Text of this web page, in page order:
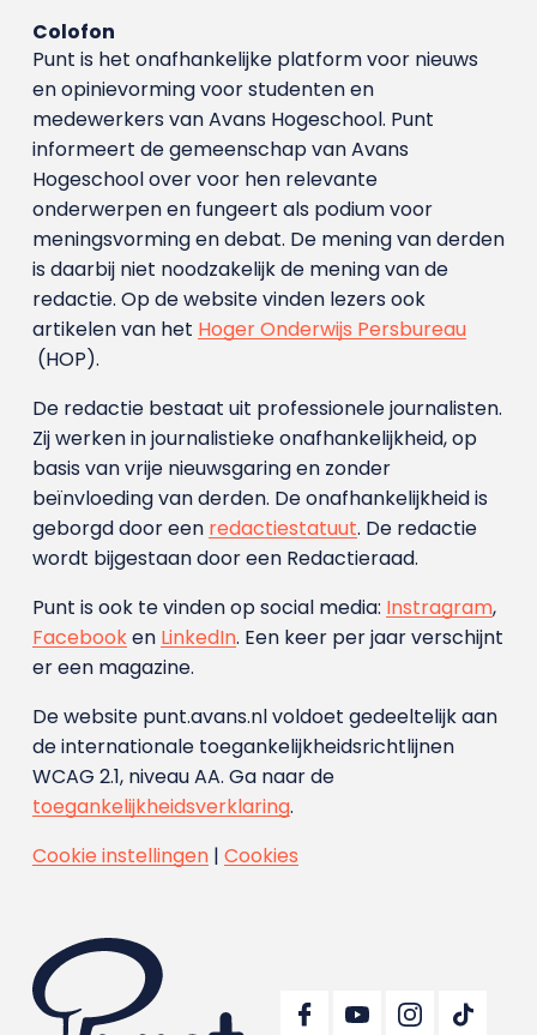
Colofon
Punt is het onafhankelijke platform voor nieuws
en opinievorming voor studenten en
medewerkers van Avans Hoge­school. Punt
informeert de gemeenschap van Avans
Hogeschool over voor hen relevante
onderwerpen en fungeert als podium voor
meningsvorming en debat. De mening van derden
is daarbij niet noodzakelijk de mening van de
redactie. Op de website vinden lezers ook
artikelen van het Hoger Onderwijs Persbureau
(HOP).
De redactie bestaat uit professionele journalisten.
Zij werken in journalistieke onafhankelijkheid, op
basis van vrije nieuwsgaring en zonder
beïnvloeding van derden. De onafhankelijkheid is
geborgd door een redactiestatuut. De redactie
wordt bijgestaan door een Redactieraad.
Punt is ook te vinden op social media: Instragram,
Facebooken LinkedIn. Een keer per jaar verschijnt
er een magazine.
De website punt.avans.nl voldoet gedeeltelijk aan
de internationale toegankelijkheidsrichtlijnen
WCAG 2.1, niveau AA. Ga naar de
toegankelijkheidsverklaring.
Cookie instellingen| Cookies